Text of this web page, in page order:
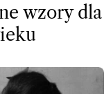
wzory dla